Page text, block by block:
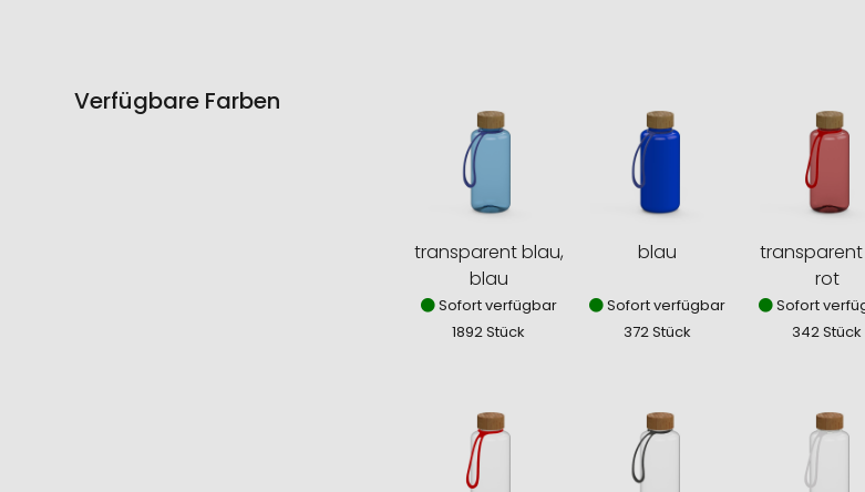
Verfügbare Farben
transparent blau,
blau
Sofort verfügbar
1892 Stück
blau
Sofort verfügbar
372 Stück
transparent
rot
Sofort
342 Stück